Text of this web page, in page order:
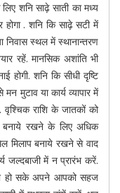
शनि साढ़े साती का मध्य
. शनि कि साढ़े सटी में
निवास स्थल में स्थानान्तरण
रहें. मानसिक अशांति भी
होगी. शनि कि सीधी दृष्टि
मुटाव या कार्य व्यापार में
वृश्चिक राशि के जातकों को
बनाये रखने के लिए अधिक
मिलाप बनाये रखने से वाद
जल्दबाजी में न प्रारंभ करें.
हो सके अपने आपको सहज